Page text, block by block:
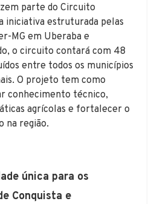
parte do Circuito
iniciativa estruturada pelas
MG em Uberaba e
o circuito contará com 48
entre todos os municípios
O projeto tem como
conhecimento técnico,
agrícolas e fortalecer o
na região.
única para os
Conquista e